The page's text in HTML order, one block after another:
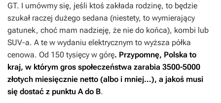
GT. I umówmy się, jeśli ktoś zakłada rodzinę, to będzie
szukał raczej dużego sedana (niestety, to wymierający
gatunek, choć mam nadzieję, że nie do końca), kombi lub
SUV-a. A te w wydaniu elektrycznym to wyższa półka
cenowa. Od 150 tysięcy w górę. Przypomnę, Polska to
kraj, w którym gros społeczeństwa zarabia 3500-5000
złotych miesięcznie netto (albo i mniej…), a jakoś musi
się dostać z punktu A do B.